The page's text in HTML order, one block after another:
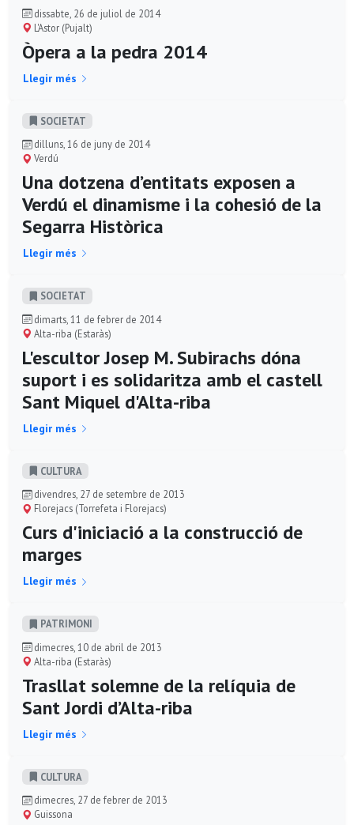
dissabte, 26 de juliol de 2014
L'Astor (Pujalt)
Òpera a la pedra 2014
Llegir més
SOCIETAT
dilluns, 16 de juny de 2014
Verdú
Una dotzena d’entitats exposen a
Verdú el dinamisme i la cohesió de la
Segarra Històrica
Llegir més
SOCIETAT
dimarts, 11 de febrer de 2014
Alta-riba (Estaràs)
L'escultor Josep M. Subirachs dóna
suport i es solidaritza amb el castell
Sant Miquel d'Alta-riba
Llegir més
CULTURA
divendres, 27 de setembre de 2013
Florejacs (Torrefeta i Florejacs)
Curs d'iniciació a la construcció de
marges
Llegir més
PATRIMONI
dimecres, 10 de abril de 2013
Alta-riba (Estaràs)
Trasllat solemne de la relíquia de
Sant Jordi d’Alta-riba
Llegir més
CULTURA
dimecres, 27 de febrer de 2013
Guissona